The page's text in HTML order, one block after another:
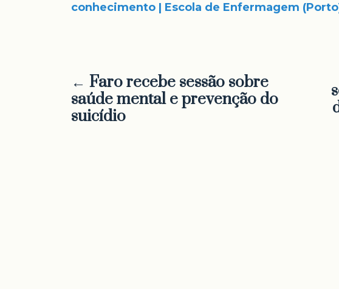
conhecimento | Escola de Enfermagem
← Faro recebe sessão sobre
saúde mental e prevenção do
suicídio